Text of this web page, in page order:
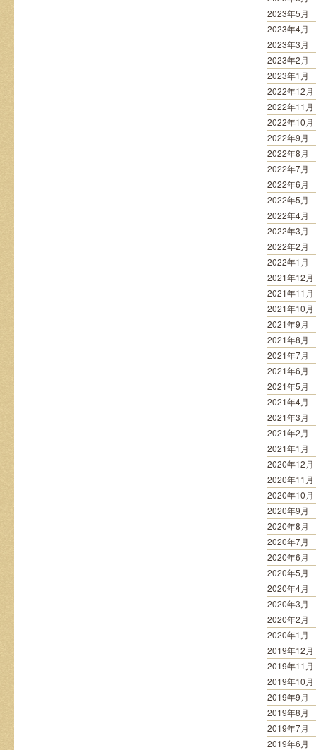
2023年5月
2023年4月
2023年3月
2023年2月
2023年1月
2022年12月
2022年11月
2022年10月
2022年9月
2022年8月
2022年7月
2022年6月
2022年5月
2022年4月
2022年3月
2022年2月
2022年1月
2021年12月
2021年11月
2021年10月
2021年9月
2021年8月
2021年7月
2021年6月
2021年5月
2021年4月
2021年3月
2021年2月
2021年1月
2020年12月
2020年11月
2020年10月
2020年9月
2020年8月
2020年7月
2020年6月
2020年5月
2020年4月
2020年3月
2020年2月
2020年1月
2019年12月
2019年11月
2019年10月
2019年9月
2019年8月
2019年7月
2019年6月